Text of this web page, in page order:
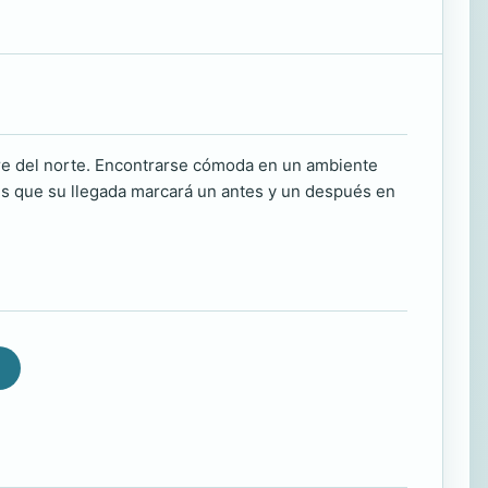
del norte. Encontrarse cómoda en un ambiente
su llegada marcará un antes y un después en